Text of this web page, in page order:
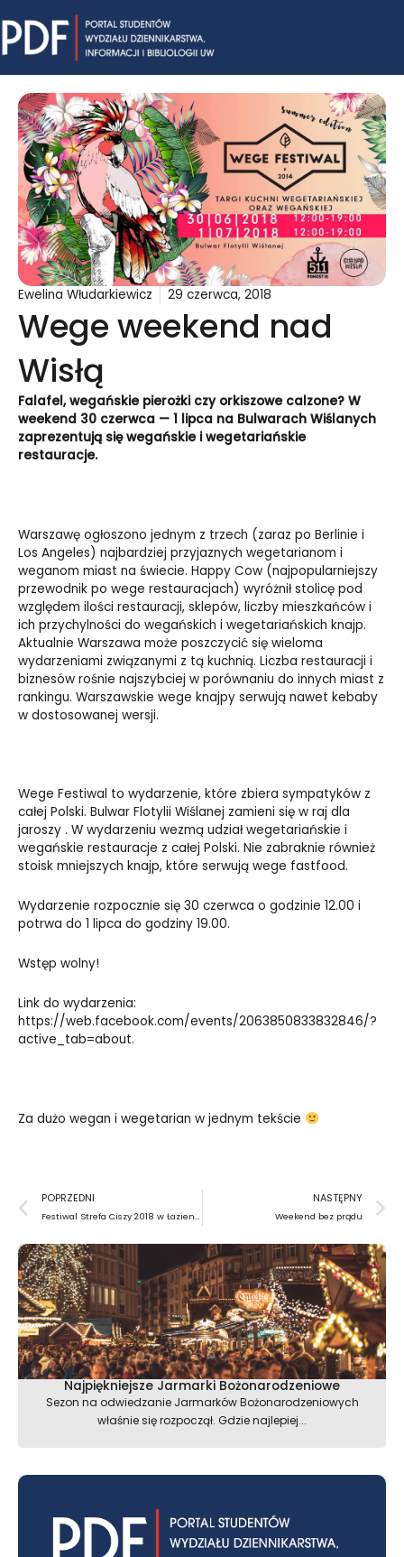
to
content
Ewelina Włudarkiewicz 29 czerwca, 2018
Wege weekend nad
Wisłą
Falafel, wegańskie pierożki czy orkiszowe calzone? W
weekend 30 czerwca — 1 lipca na Bulwarach Wiślanych
zaprezentują się wegańskie i wegetariańskie
restauracje.
Warszawę ogłoszono jednym z trzech (zaraz po Berlinie i
Los Angeles) najbardziej przyjaznych wegetarianom i
weganom miast na świecie. Happy Cow (najpopularniejszy
przewodnik po wege restauracjach) wyróżnił stolicę pod
względem ilości restauracji, sklepów, liczby mieszkańców i
ich przychylności do wegańskich i wegetariańskich knajp.
Aktualnie Warszawa może poszczycić się wieloma
wydarzeniami związanymi z tą kuchnią. Liczba restauracji i
biznesów rośnie najszybciej w porównaniu do innych miast z
rankingu. Warszawskie wege knajpy serwują nawet kebaby
w dostosowanej wersji.
Wege Festiwal to wydarzenie, które zbiera sympatyków z
całej Polski. Bulwar Flotylii Wiślanej zamieni się w raj dla
jaroszy . W wydarzeniu wezmą udział wegetariańskie i
wegańskie restauracje z całej Polski. Nie zabraknie również
stoisk mniejszych knajp, które serwują wege fastfood.
Wydarzenie rozpocznie się 30 czerwca o godzinie 12.00 i
potrwa do 1 lipca do godziny 19.00.
Wstęp wolny!
Link do wydarzenia:
https://web.facebook.com/events/2063850833832846/?
active_tab=about.
Za dużo wegan i wegetarian w jednym tekście
Prev
POPRZEDNI
Festiwal Strefa Ciszy 2018 w Łazienkach Królewskich
NASTĘPNY
Weekend bez prądu
Najpiękniejsze Jarmarki Bożonarodzeniowe
Sezon na odwiedzanie Jarmarków Bożonarodzeniowych
właśnie się rozpoczął. Gdzie najlepiej...